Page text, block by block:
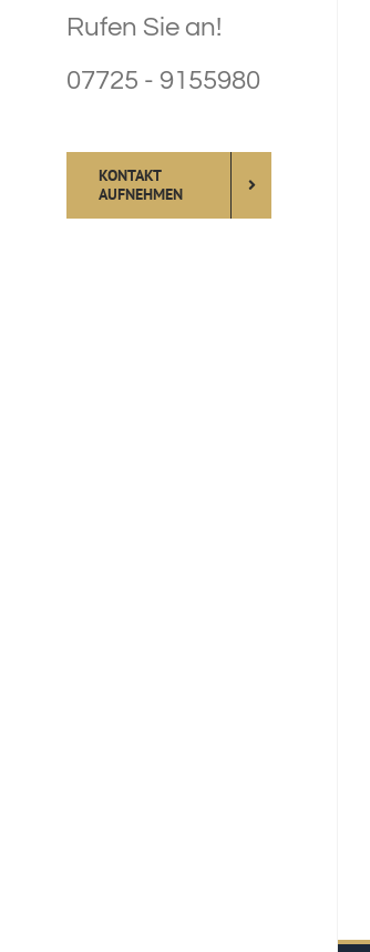
Rufen Sie an!
07725 - 9155980
KONTAKT
AUFNEHMEN